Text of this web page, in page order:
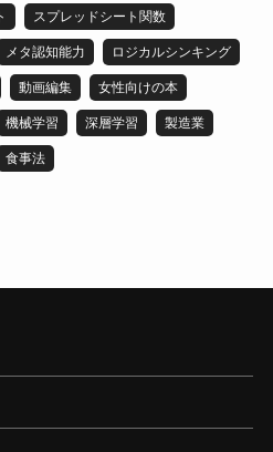
スプレッドシート関数
メタ認知能力 ロジカルシンキング
動画編集 女性向けの本
機械学習 深層学習 製造業
食事法